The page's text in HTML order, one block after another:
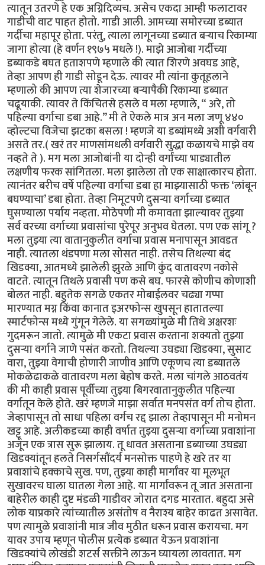
त्यातून उतरणे हे एक अग्निदिव्यच. असेच एकदा आम्ही फलाटावर
गाडीची वाट पाहत होतो. गाडी आली. आमच्या समोरच्या डब्यात
गर्दीचा महापूर होता. परंतु, त्याला लागूनच्या डब्यात बऱ्याच रिकाम्या
जागा होत्या (हे वर्णन १९७५ मधले !). माझे आजोबा गर्दीच्या
डब्याकडे बघत हताशपणे म्हणाले की त्यात शिरणे अवघड आहे,
तेव्हा आपण ही गाडी सोडून देऊ. त्यावर मी त्यांना कुतूहलाने
म्हणालो की आपण त्या शेजारच्या बऱ्यापैकी रिकाम्या डब्यात
चढूयाकी. त्यावर ते किंचितसे हसले व मला म्हणाले, “ अरे, तो
पहिल्या वर्गाचा डबा आहे.’’ मी ते ऐकले मात्र अन मला जणू ४४०
व्होल्टचा विजेचा झटका बसला ! म्हणजे या डब्यांमध्ये अशी वर्गवारी
असते तर.( खरं तर माणसांमधली वर्गवारी सुद्धा कळायचे माझे वय
नव्हते ते ). मग मला आजोबांनी या दोन्ही वर्गांच्या भाड्यातील
लक्षणीय फरक सांगितला. मला झालेला तो एक साक्षात्कारच होता.
त्यानंतर बरीच वर्षे पहिल्या वर्गाचा डबा हा माझ्यासाठी फक्त ‘लांबून
बघण्याचा’ डबा होता. तेव्हा निमूटपणे दुसऱ्या वर्गाच्या डब्यात
घुसण्याला पर्याय नव्हता. मोठेपणी मी कमावता झाल्यावर तुझ्या
सर्व वरच्या वर्गाच्या प्रवासांचा पुरेपूर अनुभव घेतला. पण एक सांगू ?
मला तुझ्या त्या वातानुकुलीत वर्गाचा प्रवास मनापासून आवडत
नाही. त्यातला थंडपणा मला सोसत नाही. तसेच तिथल्या बंद
खिडक्या, आतमध्ये झालेली झुरळे आणि कुंद वातावरण नकोसे
वाटते. त्यातून तिथले प्रवासी पण कसे बघ. फारसे कोणीच कोणाशी
बोलत नाही. बहुतेक सगळे एकतर मोबाईलवर चढ्या गप्पा
मारण्यात मग्न किंवा कानात इअरफोन्स खुपसून हातातल्या
स्मार्टफोन्स मध्ये गुंगून गेलेले. या सगळ्यांमुळे मी तिथे अक्षरशः
गुदमरून जातो. त्यामुळे मी एकटा प्रवास करताना शक्यतो तुझ्या
दुसऱ्या वर्गाने जाणे पसंत करतो. तिथल्या उघड्या खिडक्या, सुसाट
वारा, तुझ्या वेगाची होणारी जाणीव आणि एकूणच त्या डब्यातले
मोकळेढाकळे वातावरण मला बेहोष करते. मला चांगले आठवतंय
की मी काही प्रवास पूर्वीच्या तुझ्या बिगरवातानुकुलीत पहिल्या
वर्गातून केले होते. खरं म्हणजे माझा सर्वात मनपसंत वर्ग तोच होता.
जेव्हापासून तो साधा पहिला वर्गच रद्द झाला तेव्हापासून मी मनोमन
खट्टू आहे. अलीकडच्या काही वर्षात तुझ्या दुसऱ्या वर्गाच्या प्रवाशांना
अजून एक त्रास सुरू झालाय. तू धावत असताना डब्याच्या उघड्या
खिडक्यांतून हलते निसर्गसौंदर्य मनसोक्त पाहणे हे खरे तर या
प्रवाशांचे हक्काचे सुख. पण, तुझ्या काही मार्गांवर या मूलभूत
सुखावरच घाला घातला गेला आहे. या मार्गांवरून तू जात असताना
बाहेरील काही दुष्ट मंडळी गाडीवर जोरात दगड मारतात. बहुदा असे
लोक याप्रकारे त्यांच्यातील असंतोष व नैराश्य बाहेर काढत असावेत.
पण त्यामुळे प्रवाशांनी मात्र जीव मुठीत धरून प्रवास करायचा. मग
यावर उपाय म्हणून पोलीस प्रत्येक डब्यात येऊन प्रवाशांना
खिडक्यांचे लोखंडी शटर्स सक्तीने लाऊन घ्यायला लावतात. मग